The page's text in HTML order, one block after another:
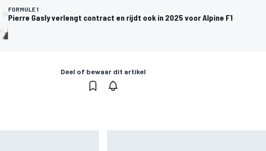
FORMULE 1
Pierre Gasly verlengt contract en rijdt ook in 2025 voor Alpine F1
Deel of bewaar dit artikel